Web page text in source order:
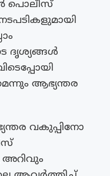
പൊലീസ്
ദൃശ്യങ്ങൾ
ആഭ്യന്തര
വകുപ്പിനോ